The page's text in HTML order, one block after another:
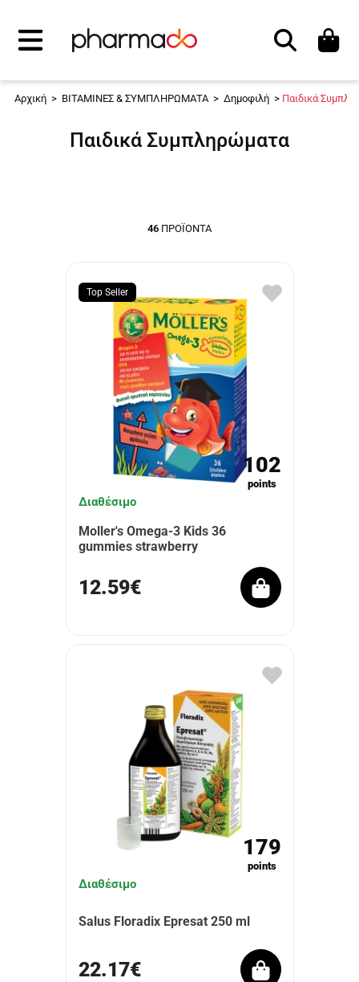
Αναζήτηση
Αρχική > ΒΙΤΑΜΙΝΕΣ & ΣΥΜΠΛΗΡΩΜΑΤΑ > Δημοφιλή > Παιδικά
Παιδικά Συμπληρώματα
46 ΠΡΟΪΌΝΤΑ
Top Seller
102
points
Διαθέσιμο
Moller's Omega-3 Kids 36
gummies strawberry
12.59€
179
points
Διαθέσιμο
Salus Floradix Epresat 250 ml
22.17€